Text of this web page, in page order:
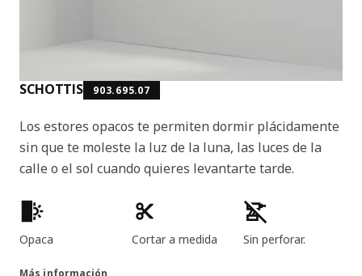
SCHOTTIS 903.695.07
Los estores opacos te permiten dormir plácidamente
sin que te moleste la luz de la luna, las luces de la
calle o el sol cuando quieres levantarte tarde.
Características del producto
Opaca Cortar a medida Sin perforar.
Más información